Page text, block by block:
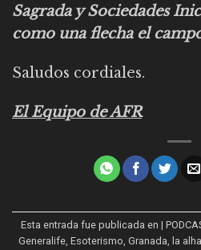
Sagrada y Sociedades
como una flecha el
Saludos cordiales.
El Equipo de AFR
Esta entrada fue publicada en |
Generalife, Esoterismo, Granada, la